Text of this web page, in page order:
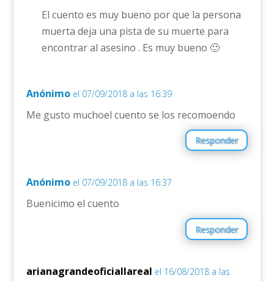
El cuento es muy bueno por que la persona
muerta deja una pista de su muerte para
encontrar al asesino . Es muy bueno 🙂
Anónimo el 07/09/2018 a las 16:39
Me gusto muchoel cuento se los recomoendo
Responder
Anónimo el 07/09/2018 a las 16:37
Buenicimo el cuento
Responder
arianagrandeoficiallareal el 16/08/2018 a las